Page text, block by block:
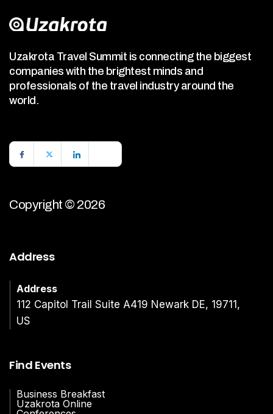
Uzakrota Travel Summit is connecting the biggest
companies with the brightest minds and
professionals of the travel industry around the
world.
Copyright © 2026
Address
Address
112 Capitol Trail Suite A419 Newark DE, 19711,
US
Find Events
Business Breakfast
Uzakrota Online